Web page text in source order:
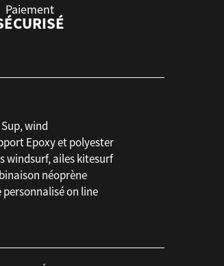
Paiement
wind
Epoxy et polyester
windsurf, ailes kitesurf
néoprène
on line